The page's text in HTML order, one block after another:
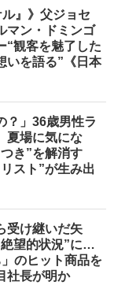
』》父ジョセ
マン・ドミンゴ
“観客を魅了した
いを語る”《日本
？」36歳男性ラ
夏場に気にな
き”を解消す
スト”が生み出
受け継いだ矢
望的状況”に…
のヒット商品を
社長が明か